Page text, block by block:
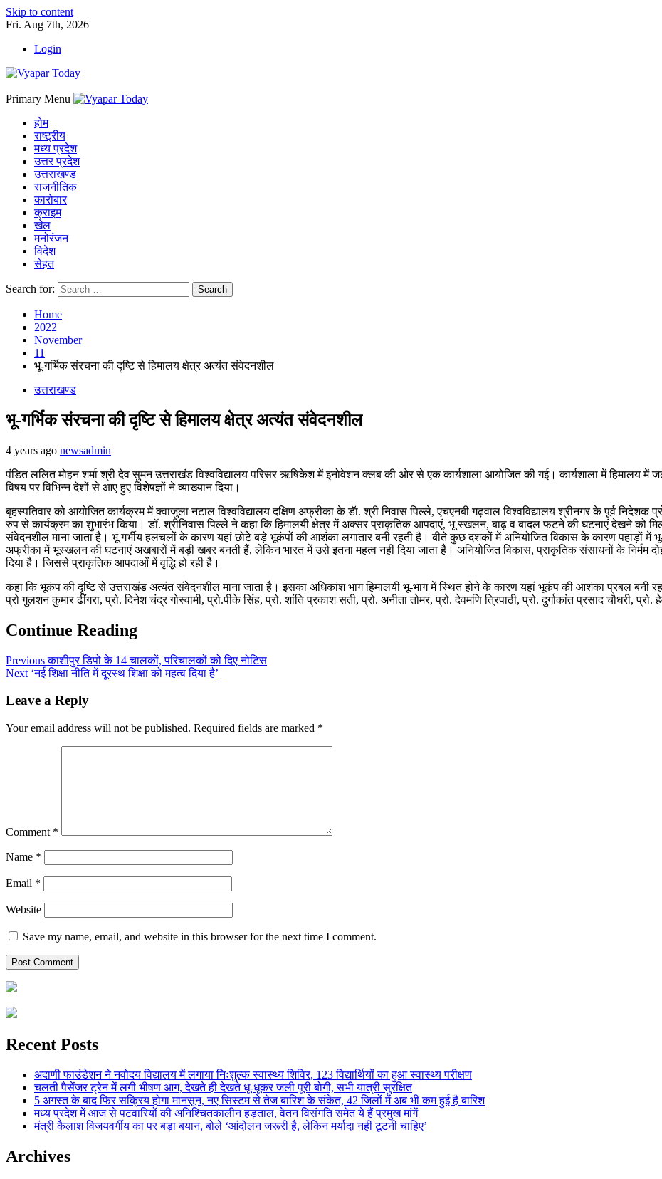
Skip to content
Fri. Aug 7th, 2026
Login
Primary Menu
होम
राष्ट्रीय
मध्य प्रदेश
उत्तर प्रदेश
उत्तराखण्ड
राजनीतिक
कारोबार
क्राइम
खेल
मनोरंजन
विदेश
सेहत
Search for:
Home
2022
November
11
भू-गर्भिक संरचना की दृष्टि से हिमालय क्षेत्र अत्यंत संवेदनशील
उत्तराखण्ड
भू-गर्भिक संरचना की दृष्टि से हिमालय क्षेत्र अत्यंत संवेदनशील
4 years ago newsadmin
पंडित ललित मोहन शर्मा श्री देव सुमन उत्तराखंड विश्वविद्यालय परिसर ऋषिकेश में इनोवेशन क्लब की ओर से एक कार्यशाला आयोजित की गई। कार्यशाला में हिमालय
विषय पर विभिन्न देशों से आए हुए विशेषज्ञों ने व्याख्यान दिया।
बृहस्पतिवार को आयोजित कार्यक्रम में क्वाजुला नटाल विश्वविद्यालय दक्षिण अफ्रीका के डॅा. श्री निवास पिल्ले, एचएनबी गढ़वाल विश्वविद्यालय श्रीनगर के पूर्व निदेशक
रुप से कार्यक्रम का शुभारंभ किया। डॉ. श्रीनिवास पिल्ले ने कहा कि हिमालयी क्षेत्र में अक्सर प्राकृतिक आपदाएं, भू स्खलन, बाढ़ व बादल फटने की घटनाएं देखने को
संवेदनशील माना जाता है। भू गर्भीय हलचलों के कारण यहां छोटे बड़े भूकंपों की आशंका लगातार बनी रहती है। बीते कुछ दशकों में अनियोजित विकास के कारण पहाड़ों में
अफ्रीका में भूस्खलन की घटनाएं अखबारों में बड़ी खबर बनती हैं, लेकिन भारत में उसे इतना महत्व नहीं दिया जाता है। अनियोजित विकास, प्राकृतिक संसाधनों के निर्मम
दिया है। जिससे प्राकृतिक आपदाओं में वृद्धि हो रही है।
कहा कि भूकंप की दृष्टि से उत्तराखंड अत्यंत संवेदनशील माना जाता है। इसका अधिकांश भाग हिमालयी भू-भाग में स्थित होने के कारण यहां भूकंप की आशंका प्रबल बनी
प्रो गुलशन कुमार ढींगरा, प्रो. दिनेश चंद्र गोस्वामी, प्रो.पीके सिंह, प्रो. शांति प्रकाश सती, प्रो. अनीता तोमर, प्रो. देवमणि त्रिपाठी, प्रो. दुर्गाकांत प्रसाद चौधरी,
Continue Reading
Previousकाशीपुर डिपो के 14 चालकों, परिचालकों को दिए नोटिस
Next ‘नई शिक्षा नीति में दूरस्थ शिक्षा को महत्व दिया है’
Leave a Reply
Your email address will not be published. Required fields are marked *
Comment *
Name *
Email *
Website
Save my name, email, and website in this browser for the next time I comment.
Recent Posts
अदाणी फाउंडेशन ने नवोदय विद्यालय में लगाया निःशुल्क स्वास्थ्य शिविर, 123 विद्यार्थियों का हुआ स्वास्थ्य परीक्षण
चलती पैसेंजर ट्रेन में लगी भीषण आग, देखते ही देखते धू-धूकर जली पूरी बोगी, सभी यात्री सुरक्षित
5 अगस्त के बाद फिर सक्रिय होगा मानसून, नए सिस्टम से तेज बारिश के संकेत, 42 जिलों में अब भी कम हुई है बारिश
मध्य प्रदेश में आज से पटवारियों की अनिश्चितकालीन हड़ताल, वेतन विसंगति समेत ये हैं प्रमुख मांगें
मंत्री कैलाश विजयवर्गीय का पर बड़ा बयान, बोले ‘आंदोलन जरूरी है, लेकिन मर्यादा नहीं टूटनी चाहिए’
Archives